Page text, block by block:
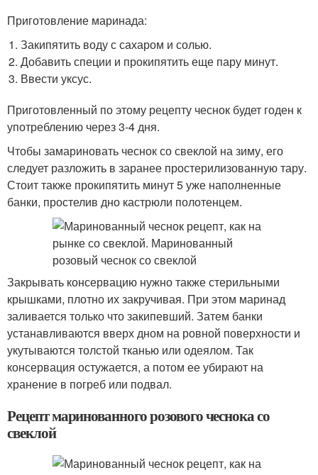
Приготовление маринада:
Закипятить воду с сахаром и солью.
Добавить специи и прокипятить еще пару минут.
Ввести уксус.
Приготовленный по этому рецепту чеснок будет годен к
употреблению через 3-4 дня.
Чтобы замариновать чеснок со свеклой на зиму, его
следует разложить в заранее простерилизованную тару.
Стоит также прокипятить минут 5 уже наполненные
банки, простелив дно кастрюли полотенцем.
Закрывать консервацию нужно также стерильными
крышками, плотно их закручивая. При этом маринад
заливается только что закипевший. Затем банки
устанавливаются вверх дном на ровной поверхности и
укутываются толстой тканью или одеялом. Так
консервация остужается, а потом ее убирают на
хранение в погреб или подвал.
Рецепт маринованного розового чеснока со
свеклой